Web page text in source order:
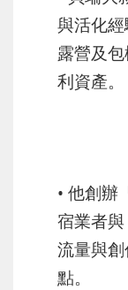
與活化
露營及
利資產。
• 他創辦
宿業者
流量與
點。